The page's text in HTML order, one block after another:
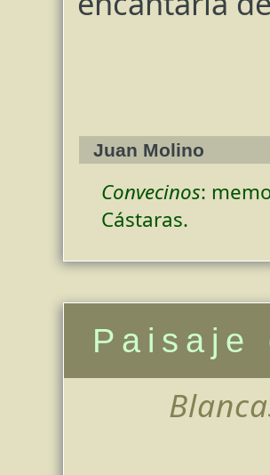
Juan Molino
Convecinos:
Cástaras.
Paisaje